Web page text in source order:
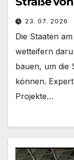
23. 07. 2026
Die Staaten
wetteifern
bauen, um die
können.
Projekte…